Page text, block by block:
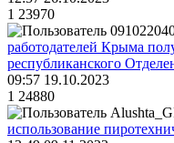
1 23970
работодателей Крыма
республиканского
09:57 19.10.2023
1 24880
использование